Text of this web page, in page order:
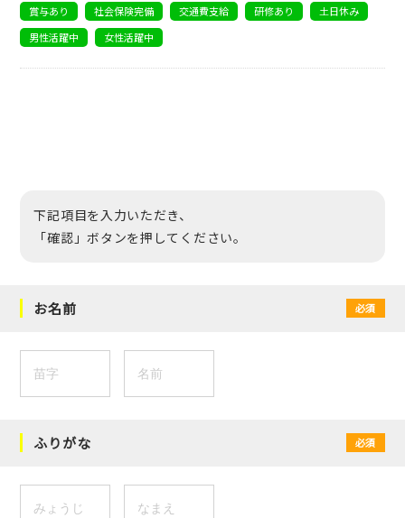
賞与あり 社会保険完備 交通費支給 研修あり
土日休み
男性活躍中
女性活躍中
下記項目を入力いただき、
「確認」ボタンを押してください。
お名前 必須
ふりがな 必須